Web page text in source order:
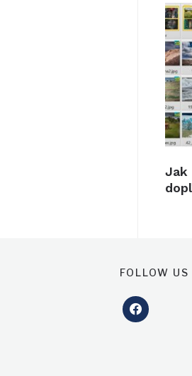
Jak
FOLLOW US
facebook